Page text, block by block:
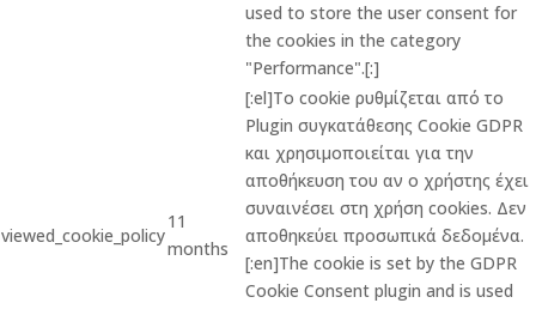
used to store the user consent for
the cookies in the category
"Performance".[:]
viewed_cookie_policy
11
months
[:el]Το cookie ρυθμίζεται από το
Plugin συγκατάθεσης Cookie GDPR
και χρησιμοποιείται για την
αποθήκευση του αν ο χρήστης έχει
συναινέσει στη χρήση cookies. Δεν
αποθηκεύει προσωπικά δεδομένα.
[:en]The cookie is set by the GDPR
Cookie Consent plugin and is used